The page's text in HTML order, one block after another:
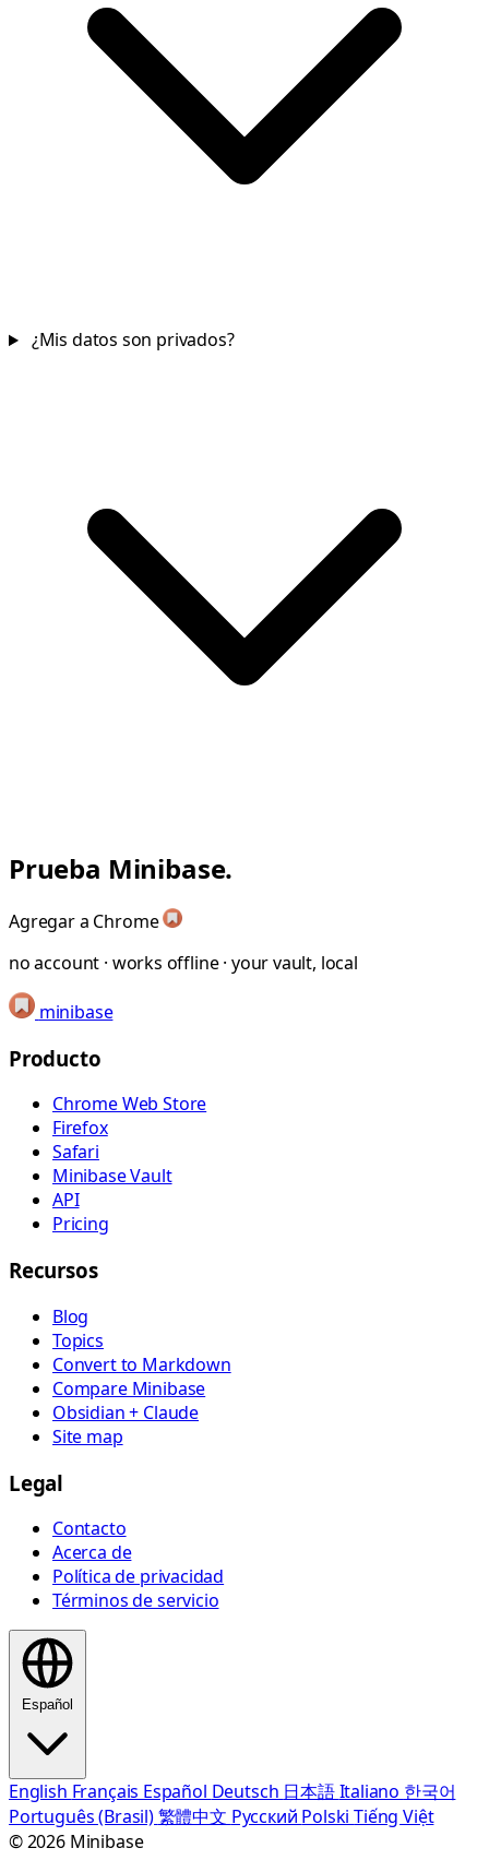
¿Mis datos son privados?
Prueba Minibase.
Agregar a Chrome
no account · works offline · your vault, local
minibase
Producto
Chrome Web Store
Firefox
Safari
Minibase Vault
API
Pricing
Recursos
Blog
Topics
Convert to Markdown
Compare Minibase
Obsidian + Claude
Site map
Legal
Contacto
Acerca de
Política de privacidad
Términos de servicio
Español
English Français Español Deutsch 日本語Italiano 한국어
Português (Brasil)繁體中文 Русский PolskiTiếng Việt
© 2026 Minibase